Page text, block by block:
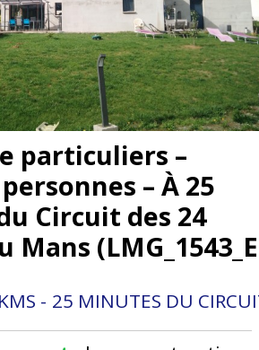
particuliers –
– À 25
Circuit des 24
Mans (LMG_1543_E
KMS 25 MINUTES DU